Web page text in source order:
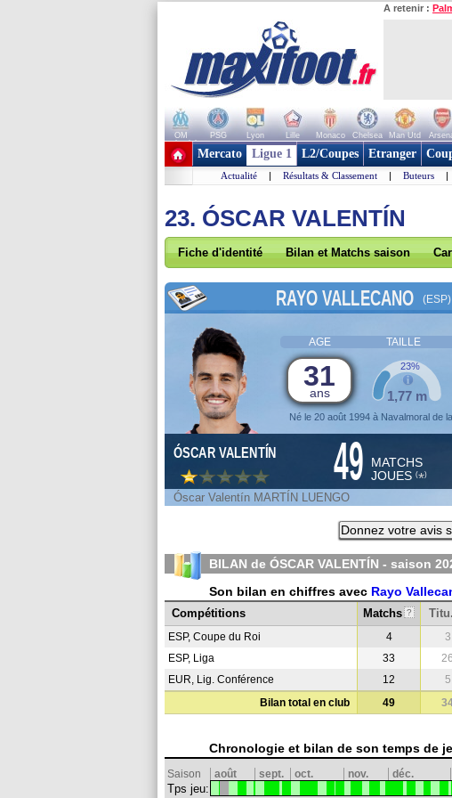
A retenir :
OM PSG Lyon Lille Monaco Chelsea Man Utd
+ de clubs
Mercato Ligue 1 L2/Coupes Etranger
Actualité | Résultats & Classement | Buteurs |
23. ÓSCAR VALENTÍN
Fiche d'identité Bilan et Matchs saison
RAYO VALLECANO (ESP)
AGE TAILLE
31
ans
Né le 20 août 1994 à Navalmoral de
1,77 m
23%
ÓSCAR VALENTÍN 49 MATCHS
JOUES (*)
Óscar Valentín MARTÍN LUENGO
Donnez votre avis
BILAN de ÓSCAR VALENTÍN - saison
Son bilan en chiffres avec Rayo
Compétitions
Matchs ? Titu.
ESP, Coupe du Roi 4 3
ESP, Liga
33 26
EUR, Lig. Conférence
12 5
Bilan total en club
49
Chronologie et bilan de son temps de
Saison août sept. oct. nov. déc.
Tps jeu: